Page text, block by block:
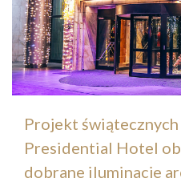
Projekt
Presidential Hotel
dobrane iluminacje